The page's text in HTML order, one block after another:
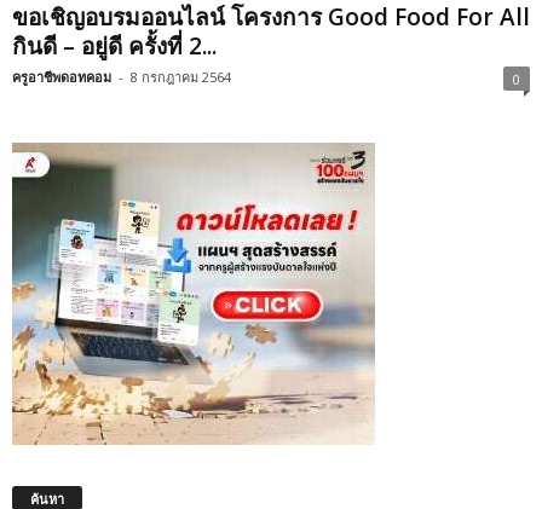
ขอเชิญอบรมออนไลน์ โครงการ Good Food For All
กินดี – อยู่ดี ครั้งที่ 2...
ครูอาชีพดอทคอม - 8 กรกฎาคม 2564 0
ค้นหา